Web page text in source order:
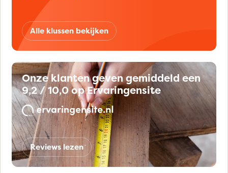
Alle klussen bekijken
Onze klanten geven gemiddeld een
9,2 / 10,0 op Ervaringensite
Reviews lezen